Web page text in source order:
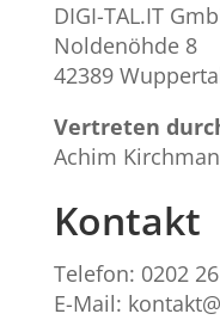
DIGI-TAL.IT
Noldenöhde 8
42389
Vertreten
Achim
Kontakt
Telefon: 0202
E-Mail: